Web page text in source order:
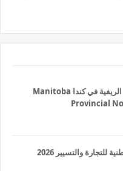
التسجيل للهجرة للمناطق الريفية في كندا Manitoba
Provincial
نتائج النهائية المدرسة الوطنية للتجارة والتسيير 2026